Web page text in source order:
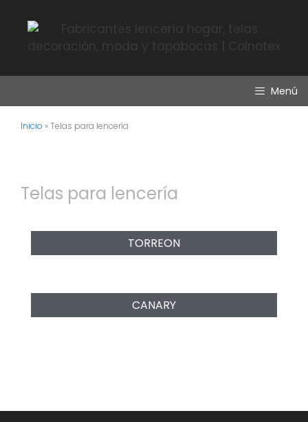
Menú
Inicio »Telas para lencería
Telas para lencería
TORREON
CANARY